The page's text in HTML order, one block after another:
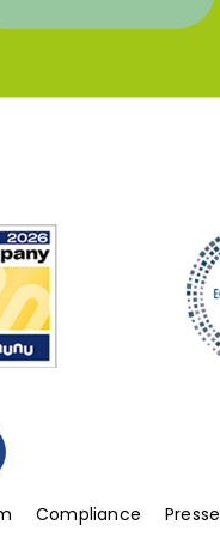
Compliance Presse